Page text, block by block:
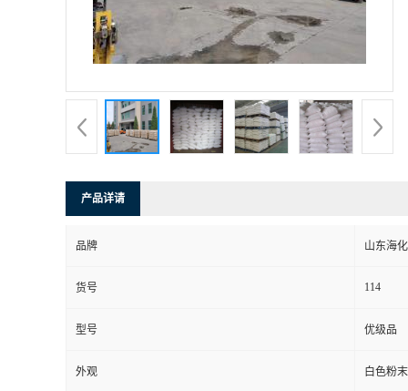
产品详请
品牌 山东海化
货号 114
型号 优级品
外观 白色粉